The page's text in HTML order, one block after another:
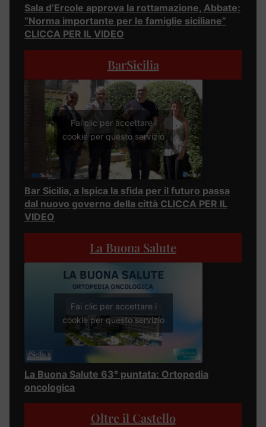
Sala d’Ercole approva la rottamazione, Abbate:
“Norma importante per le famiglie siciliane”
CLICCA PER IL VIDEO
BarSicilia
Fai clic per accettare i
cookie per questo servizio
Bar Sicilia, a Ispica la sfida per il futuro passa
dal nuovo governo della città CLICCA PER IL
VIDEO
La Buona Salute
Fai clic per accettare i
cookie per questo servizio
La Buona Salute 63° puntata: Ortopedia
oncologica
Oltre il Castello